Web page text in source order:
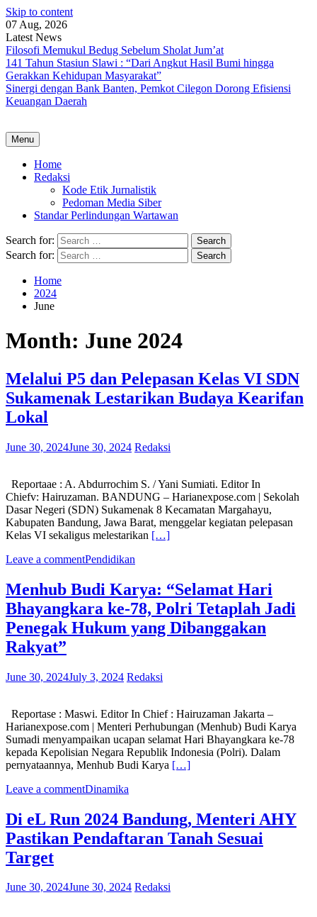
Skip to content
07 Aug, 2026
Latest News
Filosofi Memukul Bedug Sebelum Sholat Jum’at
141 Tahun Stasiun Slawi : “Dari Angkut Hasil Bumi hingga
Gerakkan Kehidupan Masyarakat”
Sinergi dengan Bank Banten, Pemkot Cilegon Dorong Efisiensi
Keuangan Daerah
Menu
Home
Redaksi
Kode Etik Jurnalistik
Pedoman Media Siber
Standar Perlindungan Wartawan
Search for:
Search for:
Home
2024
June
Month: June 2024
Melalui P5 dan Pelepasan Kelas VI SDN
Sukamenak Lestarikan Budaya Kearifan
Lokal
June 30, 2024June 30, 2024 Redaksi
Reportaae : A. Abdurrochim S. / Yani Sumiati. Editor In
Chiefv: Hairuzaman. BANDUNG – Harianexpose.com | Sekolah
Dasar Negeri (SDN) Sukamenak 8 Kecamatan Margahayu,
Kabupaten Bandung, Jawa Barat, menggelar kegiatan pelepasan
Kelas VI sekaligus melestarikan […]
Leave a commentPendidikan
Menhub Budi Karya: “Selamat Hari
Bhayangkara ke-78, Polri Tetaplah Jadi
Penegak Hukum yang Dibanggakan
Rakyat”
June 30, 2024July 3, 2024 Redaksi
Reportase : Maswi. Editor In Chief : Hairuzaman Jakarta –
Harianexpose.com | Menteri Perhubungan (Menhub) Budi Karya
Sumadi menyampaikan ucapan selamat Hari Bhayangkara ke-78
kepada Kepolisian Negara Republik Indonesia (Polri). Dalam
pernyataannya, Menhub Budi Karya […]
Leave a commentDinamika
Di eL Run 2024 Bandung, Menteri AHY
Pastikan Pendaftaran Tanah Sesuai
Target
June 30, 2024June 30, 2024 Redaksi